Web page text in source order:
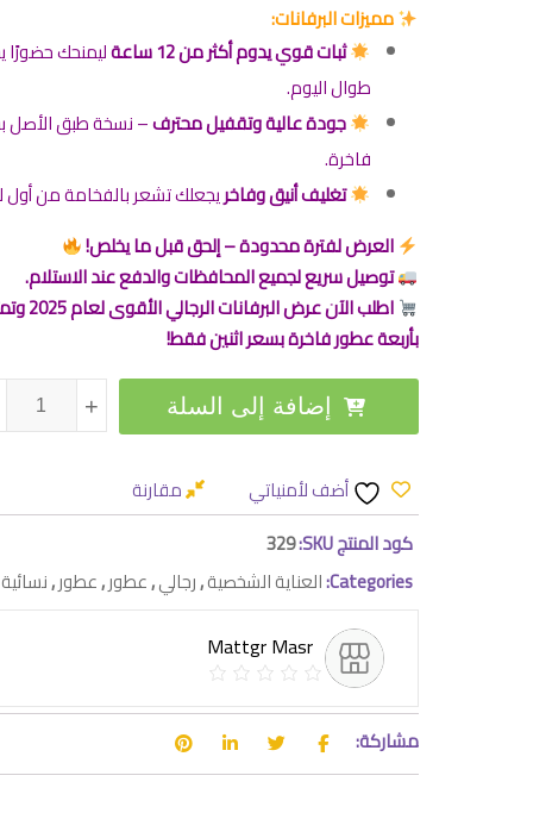
مميزات البرفانات:
ثبات قوي يدوم أكثر من 12 ساعة
ليمنحك حضورًا
طوال اليوم.
جودة عالية وتقفيل محترف– نسخة طبق الأصل
فاخرة.
تغليف أنيق وفاخريجعلك تشعر بالفخامة من
العرض لفترة محدودة – إلحق قبل ما يخلص!
توصيل سريع لجميع المحافظات والدفع عند الاستلام.
اطلب الآن عرض البرفانات
بأربعة عطور فاخرة بسعر اثنين فقط!
كمية أقوى عرض برفانات رجالي+
+ إضافة إلى السلة
أضف لأمنياتي
مقارنة
كود المنتج SKU:
329
Categories: العناية الشخصية,رجالي,عطور,عطور,نسائية
Mattgr Masr
مشاركة: